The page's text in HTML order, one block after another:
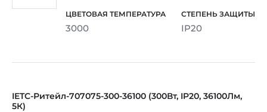
3000 IP20
IETC-Ритейл-707075-300-36100 (300Вт, IP20, 36100Лм,
5К)